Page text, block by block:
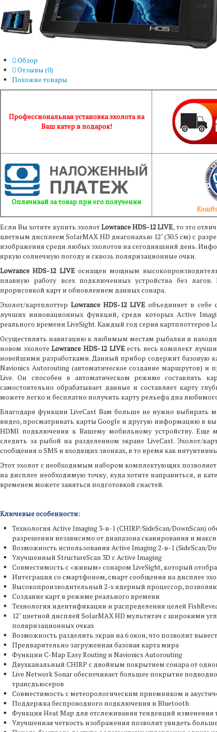
Обзор
Отзывы (0)
Похожие товары
Профессиональная установка эхолота на
Ваш катер в подарок!
Оплачивай за товар при его получении
Если Вы хотите купить эхолотLowrance HDS-12 LIVE, то это
цветным дисплеем SolarMAX HD диагональю 12" (30.5 см) с
изображения среди любых эхолотов на сегодняшний день.
яркую солнечную погоду и сквозь поляризационные очки.
Lowrance HDS-12 LIVEоснащен мощным
плавную работу всех подключенных устройства без
прорисовкой карт и обновлением данных сонара.
Эхолот/картплоттерLowrance HDS-12 LIVE объединяет в себе
лучших инновационных функций, среди которых Аctive
реального времени LiveSight. Каждый год серия картплоттеров
Осуществлять навигацию к любимым местам рыбалки и
новом эхолотеLowrance HDS-12 LIVEесть весь комплект
новейшими разработками. Данный прибор содержит базовую
Navionics Autorouting (автоматическое создание маршрутов)
Live. Он способен в автоматическом режиме составлять
самостоятельно обрабатывает данные и составляет карту
можете легко и бесплатно получить карту рельефа дна
Благодаря функции LiveCast Вам больше не нужно выбирать
видео, просматривать карты Google и другую информацию в
HDMI подключения к Вашему мобильному устройству. Еще
следить за рыбой на разделенном экране LiveCast. Эхолот/
сообщения о SMS и входящих звонках, в то время как
Этот эхолот с необходимым набором комплектующих
на дисплее необходимую точку, куда хотите направиться, и
временем можете заняться подготовкой снастей.
Ключевые особенности:
Технология Active Imaging 3-в-1 (CHIRP/SideScan/
разрешении независимо от диапазона сканирования и
Возможность использования Active Imaging 2-в-1 (SideScan/
Улучшенный StructureScan 3D с Active Imaging
Совместимость с «живым» сонаром LiveSight, который
Интеграция со смартфоном, смарт сообщения на дисплее
Высокопроизводительный 2-х ядерный процессор,
Создание карт в режиме реального времени
Технология идентификации и распределения целей
12" цветной дисплей SolarMAX HD мультитач с широкими
поляризационных очках
Возможность разделить экран на 6 окон, что позволит
Предварительно загруженная базовая карта мира
Функции C-Map Easy Routing и Navionics Autorouting
Двухканальный CHIRP с двойным покрытием сонара от
Live Network Sonar обеспечивает большее покрытие
трансдьюсеров
Совместимость с метеорологическим приемником и
Поддержка беспроводного подключения и Bluetooth
Функция Heat Map для отслеживания тенденций
Улучшенная четкость изображения позволит увидеть